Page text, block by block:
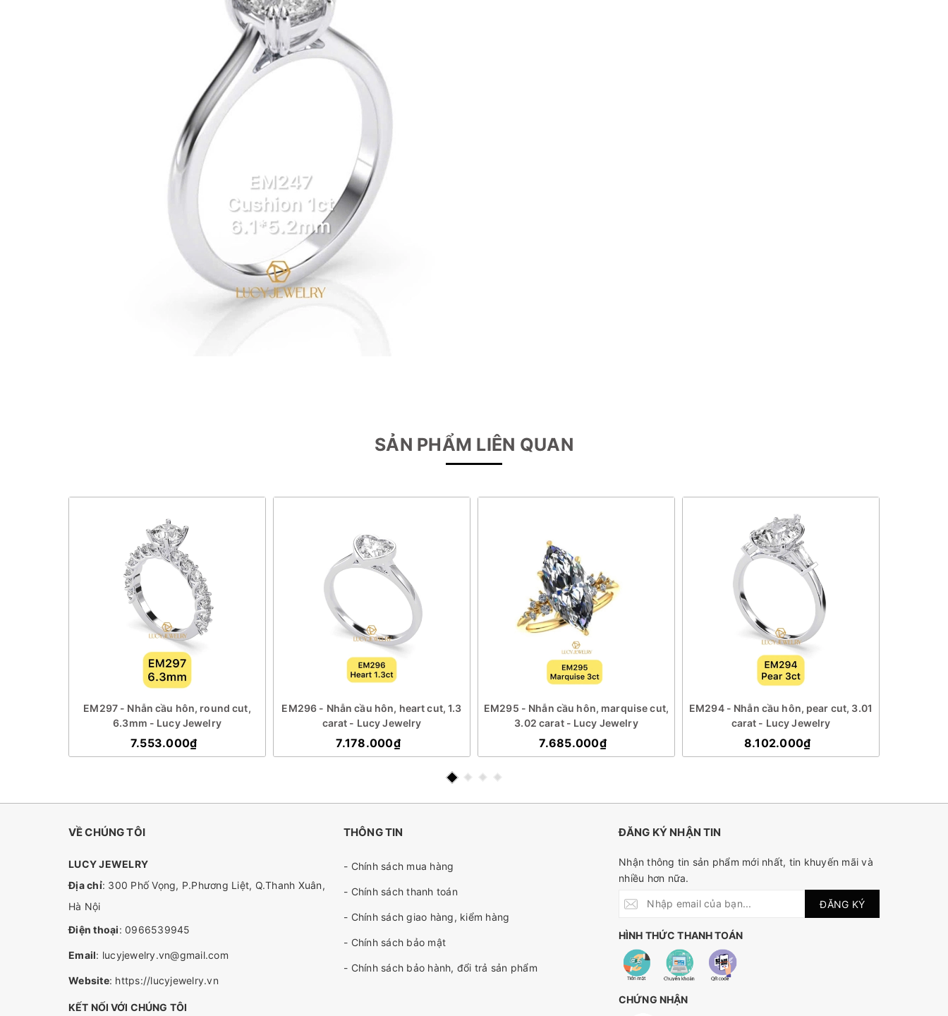
SẢN PHẨM LIÊN QUAN
EM297 - Nhẫn cầu hôn, round cut,
6.3mm - Lucy Jewelry
7.553.000₫
EM296 - Nhẫn cầu hôn, heart cut, 1.3
carat - Lucy Jewelry
7.178.000₫
EM295 - Nhẫn cầu hôn, marquise cut,
3.02 carat - Lucy Jewelry
7.685.000₫
EM294 - Nhẫn cầu hôn, pear cut, 3.01
carat - Lucy Jewelry
8.102.000₫
VỀ CHÚNG TÔI
LUCY JEWELRY
Địa chỉ: 300 Phố Vọng, P.Phương Liệt, Q.Thanh Xuân,
Hà Nội
Điện thoại: 0966539945
Email: lucyjewelry.vn@gmail.com
Website: https://lucyjewelry.vn
KẾT NỐI VỚI CHÚNG TÔI
THÔNG TIN
- Chính sách mua hàng
- Chính sách thanh toán
- Chính sách giao hàng, kiểm hàng
- Chính sách bảo mật
- Chính sách bảo hành, đổi trả sản phẩm
ĐĂNG KÝ NHẬN TIN
Nhận thông tin sản phẩm mới nhất, tin khuyến mãi và
nhiều hơn nữa.
ĐĂNG KÝ
HÌNH THỨC THANH TOÁN
CHỨNG NHẬN